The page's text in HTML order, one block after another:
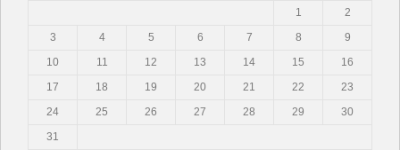
1
2
3
4 5 6 7 8
9
10
11 12 13 14 15
16
17
18 19 20 21 22
23
24
25 26 27 28 29
30
31